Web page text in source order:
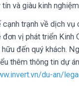
và giàu kinh
cạnh trạnh về dịch vụ
vị phát triển Kinh
đến quý khách.
thêm thông tin dự
du-an/